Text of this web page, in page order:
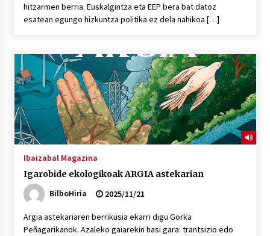
hitzarmen berria. Euskalgintza eta EEP bera bat datoz
esatean egungo hizkuntza politika ez dela nahikoa […]
Ibaizabal Magazina
Igarobide ekologikoak ARGIA astekarian
BilboHiria
2025/11/21
Argia astekariaren berrikusia ekarri digu Gorka
Peñagarikanok. Azaleko gaiarekin hasi gara: trantsizio edo